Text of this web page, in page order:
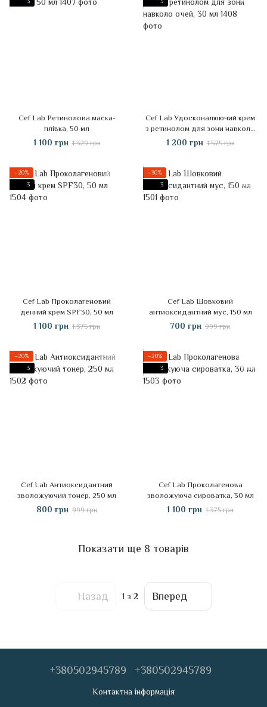
Cef Lab Ретинолова маска-
плівка, 50 мл
1 100 грн 1 329 грн
Cef Lab Удосконалюючий крем
з ретинолом для зони навколо
очей, 30 мл
1 200 грн 1 575 грн
−20%
3
Cef Lab Проколагеновий
денний крем SPF30, 50 мл
1 100 грн 1 375 грн
−30%
3
Cef Lab Шовковий
антиоксидантний мус, 150 мл
700 грн 999 грн
−20%
3
Cef Lab Антиоксидантний
зволожуючий тонер, 250 мл
800 грн 999 грн
−20%
3
Cef Lab Проколагенова
зволожуюча сироватка, 30 мл
1 100 грн 1 375 грн
Показати ще 8 товарів
Назад 1 з 2 Вперед
+380502945789 +380502945789
Контактна інформація